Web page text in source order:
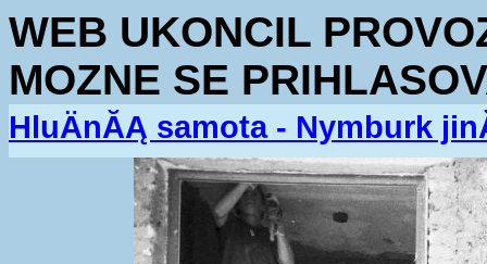
WEB UKONCIL
MOZNE SE
HluÄnĂĄ samota - Nymburk